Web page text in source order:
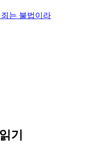
는 불법이라
기